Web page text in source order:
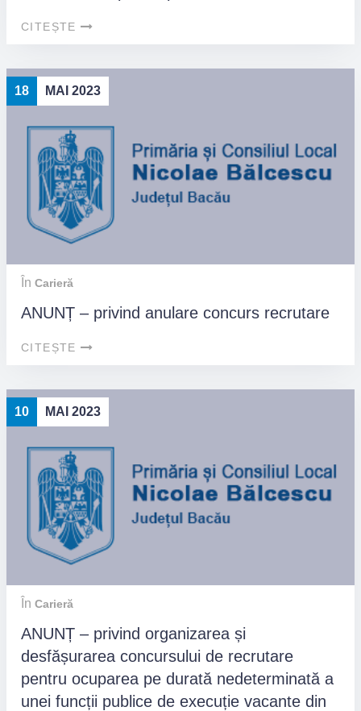
CITEȘTE
18 MAI 2023
În Carieră
ANUNȚ – privind anulare concurs recrutare
CITEȘTE
10 MAI 2023
În Carieră
ANUNȚ – privind organizarea și
desfășurarea concursului de recrutare
pentru ocuparea pe durată nedeterminată a
unei funcții publice de execuție vacante din